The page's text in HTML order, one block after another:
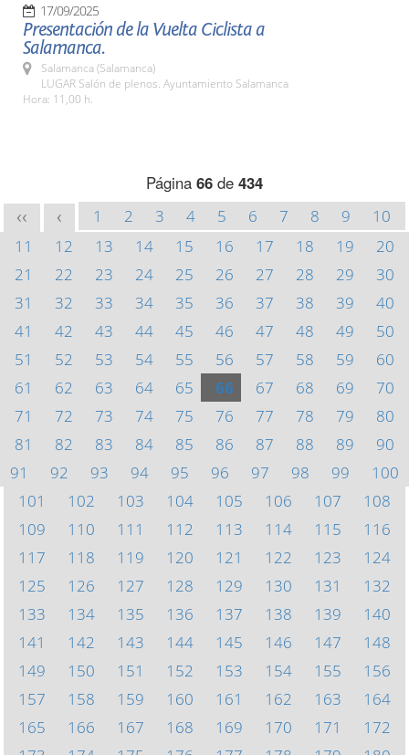
17/09/2025
Presentación de la Vuelta Ciclista a
Salamanca.
Salamanca (Salamanca)
LUGAR Salón de plenos. Ayuntamiento Salamanca
Hora: 11,00 h.
Página 66 de 434
<< < 1 2 3 4 5 6 7 8 9
10
11
12 13 14 15 16 17 18 19
20
21
22 23 24 25 26 27 28 29
30
31
32 33 34 35 36 37 38 39
40
41
42 43 44 45 46 47 48 49
50
51
52 53 54 55 56 57 58 59
60
61
62 63 64 65 66 67 68 69
70
71
72 73 74 75 76 77 78 79
80
81
82 83 84 85 86 87 88 89
90
91
92 93 94 95 96 97 98 99
100
101
102 103 104 105 106 107
108
109
110 111 112 113 114 115
116
117
118 119 120 121 122 123
124
125
126 127 128 129 130 131
132
133
134 135 136 137 138 139
140
141
142 143 144 145 146 147
148
149
150 151 152 153 154 155
156
157
158 159 160 161 162 163
164
165
166 167 168 169 170 171
172